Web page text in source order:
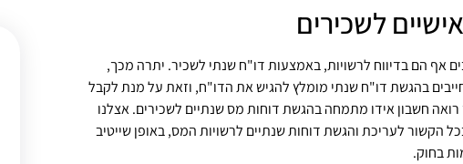
לשכירים
אף הם בדיווח לרשויות, באמצעות דו"ח שנתי לשכיר. יתרה מכך,
בהגשת דו"ח שנתי מומלץ להגיש את הדו"ח, וזאת על מנת לקבל
חשבון אידו מתמחה בהגשת דוחות מס שנתיים לשכירים. אצלנו
הקשור לעריכת והגשת דוחות שנתיים לרשויות המס, באופן שייטיב
בחוק.